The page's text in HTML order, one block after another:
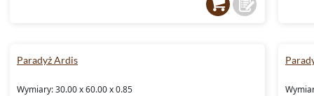
Paradyż Ardis
Wymiary: 30.00 x 60.00 x 0.85